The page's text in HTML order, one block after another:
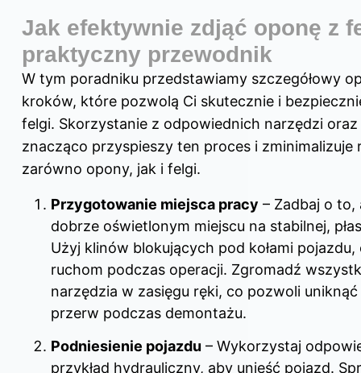
Jak efektywnie zdjąć oponę z
praktyczny przewodnik
W tym poradniku przedstawiamy szczegółowy
kroków, które pozwolą Ci skutecznie i
felgi. Skorzystanie z odpowiednich narzędzi oraz
znacząco przyspieszy ten proces i zminimalizuje
zarówno opony, jak i felgi.
Przygotowanie miejsca pracy – Zadbaj o
dobrze oświetlonym miejscu na stabilnej,
Użyj klinów blokujących pod kołami
ruchom podczas operacji. Zgromadź
narzędzia w zasięgu ręki, co pozwoli
przerw podczas demontażu.
Podniesienie pojazdu – Wykorzystaj
przykład hydrauliczny, aby unieść pojazd.